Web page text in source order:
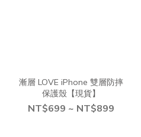
漸層 LOVE iPhone 雙層防摔
保護殼【現貨】
NT$699 ~ NT$899